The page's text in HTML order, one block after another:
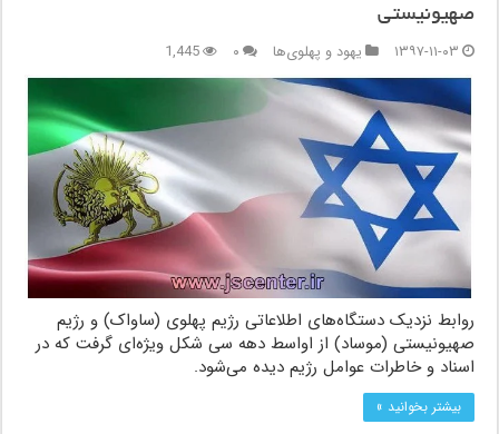
صهیونیستی
۱۳۹۷-۱۱-۰۳
یهود و پهلوی‌ها ۰ 1,445
روابط نزدیک دستگاه‌های اطلاعاتی رژیم پهلوی (ساواک) و رژیم
صهیونیستی (موساد) از اواسط دهه سی شکل ویژه‌ای گرفت که در
اسناد و خاطرات عوامل رژیم دیده می‌شود.
بیشتر بخوانید »